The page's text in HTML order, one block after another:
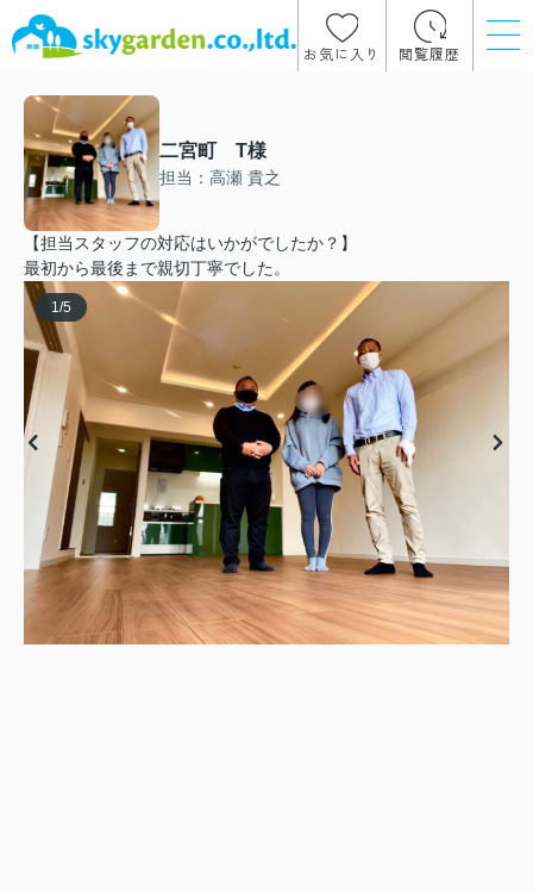
お気に入り 閲覧履歴
二宮町 T様
担当：高瀬 貴之
【担当スタッフの対応はいかがでしたか？】
最初から最後まで親切丁寧でした。
1 /5